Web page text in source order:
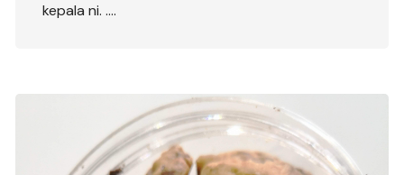
kepala ni. ….